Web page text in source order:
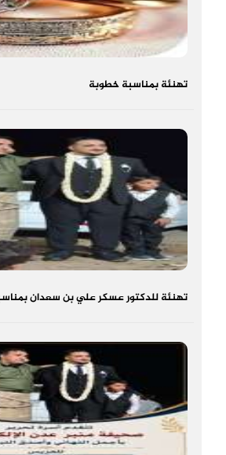
تهنئة بمناسبة خطوبة
تهنئة للدكتور عسكر علي بن سعدان